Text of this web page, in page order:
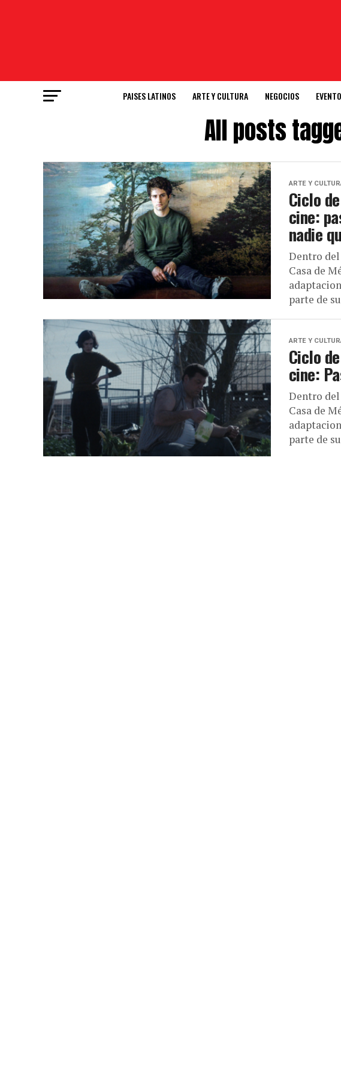
PAISES LATINOS ARTE Y CULTURA NEGOCIOS
All posts
ARTE Y
Ciclo
cine:
nadie
Dentro del
Casa de
parte de
ARTE Y
Ciclo
cine:
Dentro del
Casa de
parte de